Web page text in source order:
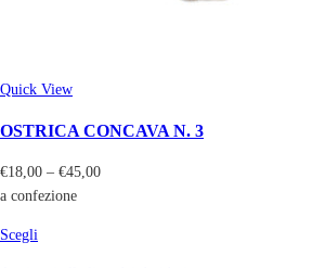
Quick View
OSTRICA CONCAVA N. 3
€18,00 – €45,00
a confezione
Scegli